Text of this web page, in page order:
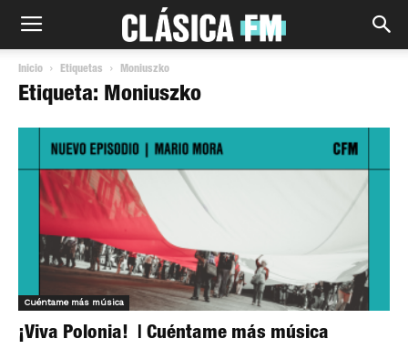
Inicio Etiquetas Moniuszko
Etiqueta: Moniuszko
Cuéntame más música
¡Viva Polonia! | Cuéntame más música